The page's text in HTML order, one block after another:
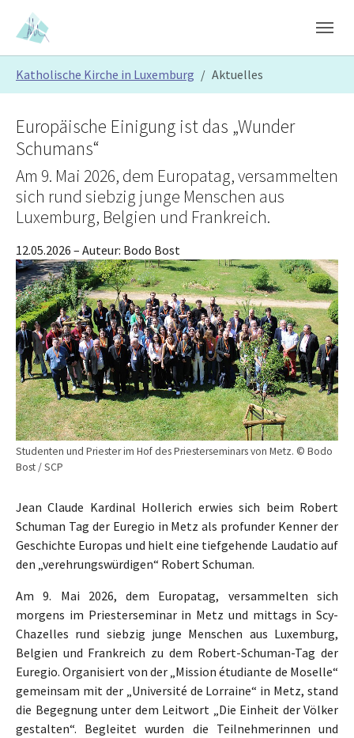
Skip to main content
Skip to page footer
Katholische Kirche in Luxemburg Aktuelles
Studenten und Priester im Hof des Priesterseminars von Metz. © Bodo
Bost / SCP
Europäische Einigung ist das „Wunder
Schumans“
Am 9. Mai 2026, dem Europatag, versammelten
sich rund siebzig junge Menschen aus
Luxemburg, Belgien und Frankreich.
12.05.2026 – Auteur: Bodo Bost
Jean Claude Kardinal Hollerich erwies sich beim Robert
Schuman Tag der Euregio in Metz als profunder Kenner der
Geschichte Europas und hielt eine tiefgehende Laudatio auf
den „verehrungswürdigen“ Robert Schuman.
Am 9. Mai 2026, dem Europatag, versammelten sich
morgens im Priesterseminar in Metz und mittags in Scy-
Chazelles rund siebzig junge Menschen aus Luxemburg,
Belgien und Frankreich zu dem Robert-Schuman-Tag der
Euregio. Organisiert von der „Mission étudiante de Moselle“
gemeinsam mit der „Université de Lorraine“ in Metz, stand
die Begegnung unter dem Leitwort „Die Einheit der Völker
gestalten“. Begleitet wurden die Teilnehmerinnen und